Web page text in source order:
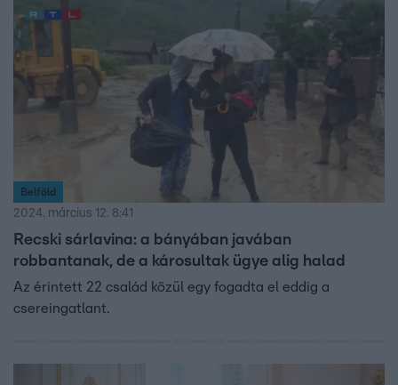
balesetért egyértelműen a bányacég a felelős. 21 család
otthona ment tönkre. Nekik most cserelakásokat ajánl fel
a Református Egyház és a Máltai Szeretetszolgálat.
Belföld
2024. március 12. 8:41
Recski sárlavina: a bányában javában
robbantanak, de a károsultak ügye alig halad
Az érintett 22 család közül egy fogadta el eddig a
csereingatlant.